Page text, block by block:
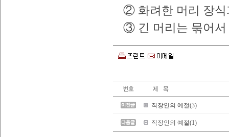
② 화려한 머리 장식
③ 긴 머리는 묶어서
직장인의 예절(3)
직장인의 예절(1)